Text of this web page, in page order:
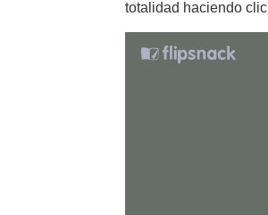
totalidad haciendo clic